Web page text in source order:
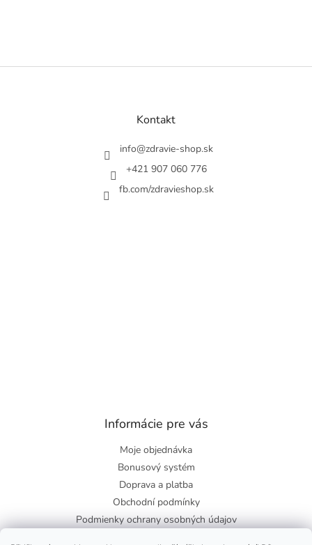
Z
Kontakt
info@zdravie-shop.sk
+421 907 060 776
fb.com/zdravieshop.sk
Informácie pre vás
Moje objednávka
Bonusový systém
Doprava a platba
Obchodní podmínky
Podmienky ochrany osobných údajov